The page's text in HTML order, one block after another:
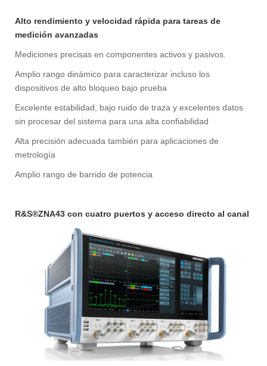
Alto rendimiento y velocidad rápida para tareas de
medición avanzadas
Mediciones precisas en componentes activos y pasivos.
Amplio rango dinámico para caracterizar incluso los
dispositivos de alto bloqueo bajo prueba
Excelente estabilidad, bajo ruido de traza y excelentes datos
sin procesar del sistema para una alta confiabilidad
Alta precisión adecuada también para aplicaciones de
metrología
Amplio rango de barrido de potencia
R&S®ZNA43 con cuatro puertos y acceso directo al canal